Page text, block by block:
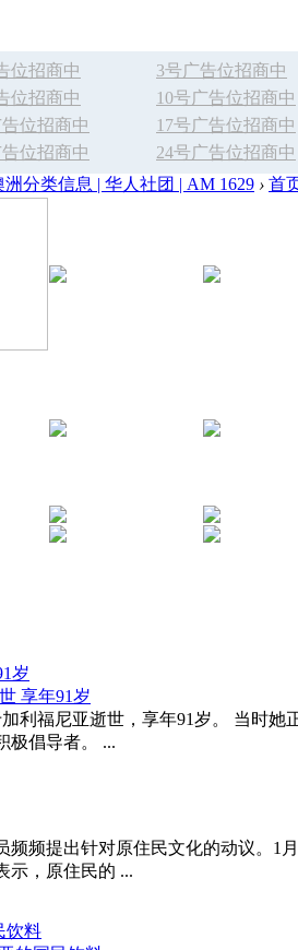
位招商中 3号广告位招商中
位招商中 10号广告位招商中
位招商中 17号广告位招商中
位招商中 24号广告位招商中
分类信息 | 华人社团 | AM 1629 › 首
岁
加利福尼亚逝世，享年91岁。 当时
极倡导者。 ...
频频提出针对原住民文化的动议。1
示，原住民的 ...
饮料